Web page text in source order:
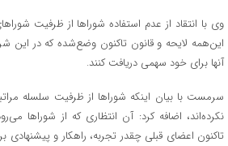
وی با انتقاد از عدم استفاده شوراها از ظرفیت
این‌همه لایحه و قانون تاکنون وضع‌شده که در این
آنها برای خود سهمی دریافت کنند.
سرمست با بیان اینکه شوراها از ظرفیت سلسله
نکرده‌اند، اضافه کرد: آن انتظاری که از شوراها
تاکنون اعضای قبلی چقدر تجربه، راهکار و پیشنهادی